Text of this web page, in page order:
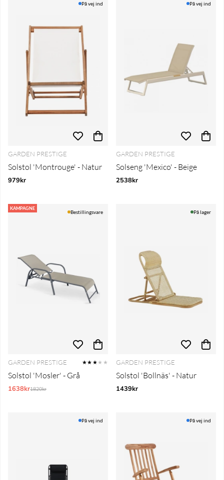
På vej ind
GARDEN PRESTIGE
Solstol 'Montrouge' - Natur
979kr
På vej ind
GARDEN PRESTIGE
Solseng 'Mexico' - Beige
2538kr
KAMPAGNE
Bestillingsvare
GARDEN PRESTIGE ★★★★★
Solstol 'Mosler' - Grå
1638krNormalpris:
1820kr
På lager
GARDEN PRESTIGE
Solstol 'Bollnäs' - Natur
1439kr
På vej ind På vej ind